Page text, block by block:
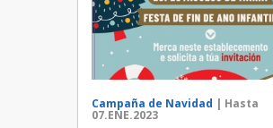
Campaña de Navidad | Hasta
07.ENE.2023